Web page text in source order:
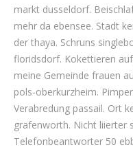
markt dusseldorf.
mehr da ebensee. Stadt
der thaya. Schruns
floridsdorf. Kokettieren
meine Gemeinde frauen
pols-oberkurzheim.
Verabredung passail. Ort
grafenworth. Nicht liierter
Telefonbeantworter 50